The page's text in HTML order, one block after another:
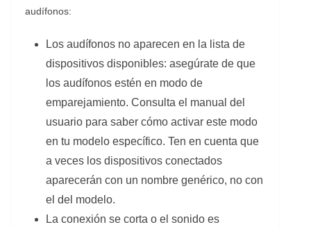
audífonos:
Los audífonos no aparecen en la lista de
dispositivos disponibles: asegúrate de que
los audífonos estén en modo de
emparejamiento. Consulta el manual del
usuario para saber cómo activar este modo
en tu modelo específico. Ten en cuenta que
a veces los dispositivos conectados
aparecerán con un nombre genérico, no con
el del modelo.
La conexión se corta o el sonido es